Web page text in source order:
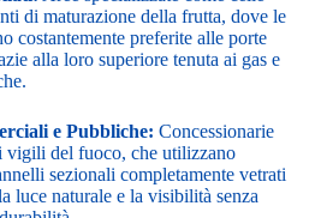
di maturazione della frutta, dove le
costantemente preferite alle porte
alla loro superiore tenuta ai gas e
e Pubbliche: Concessionarie
vigili del fuoco, che utilizzano
sezionali completamente vetrati
luce naturale e la visibilità senza